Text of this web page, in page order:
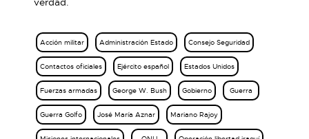
Acción militar Administración Estado Consejo Seguridad
Contactos oficiales Ejército español Estados Unidos
Fuerzas armadas George W. Bush Gobierno Guerra
Guerra Golfo José María Aznar Mariano Rajoy